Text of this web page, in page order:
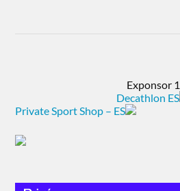
Exponsor 1
Decathlon ES
Private Sport Shop – ES